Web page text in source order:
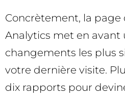
Concrètement, la page
Analytics met en avant
changements les plus
votre dernière visite.
dix rapports pour